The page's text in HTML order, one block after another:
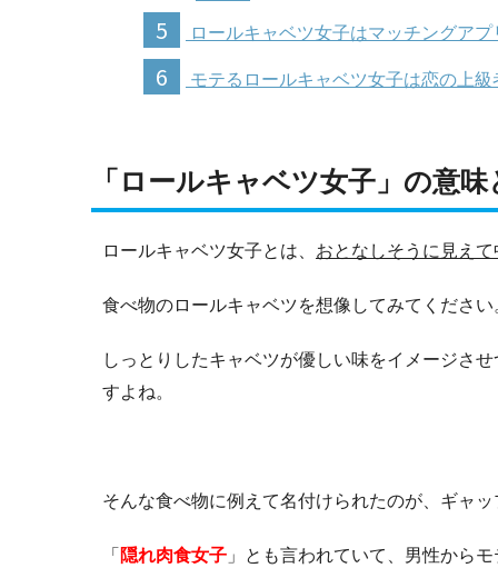
5 ロールキャベツ女子はマッチングア
6 モテるロールキャベツ女子は恋の上級
「ロールキャベツ女子」の意
ロールキャベツ女子とは、 おとなしそうに見え
食べ物のロールキャベツを想像してみてください
しっとりしたキャベツが優しい味をイメージさ
すよね。
そんな食べ物に例えて名付けられたのが、ギャ
「 隠れ肉食女子 」とも言われていて、男性から